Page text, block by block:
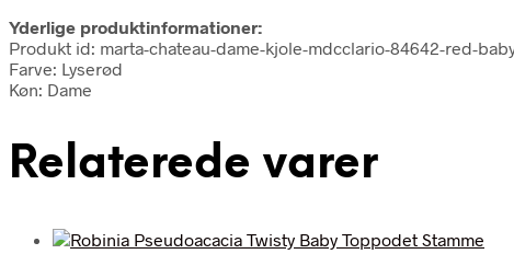
Yderlige produktinformationer:
Produkt id: marta-chateau-dame-kjole-mdcclario-84642-red-
Farve: Lyserød
Køn: Dame
Relaterede varer